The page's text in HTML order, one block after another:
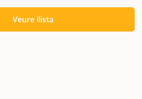
Veure llista